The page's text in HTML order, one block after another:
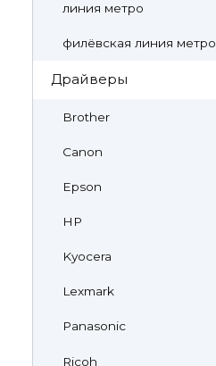
линия метро
филёвская линия метро
Драйверы
Brother
Canon
Epson
HP
Kyocera
Lexmark
Panasonic
Ricoh